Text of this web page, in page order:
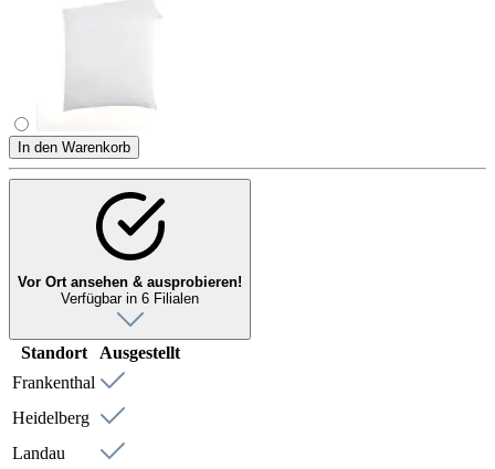
In den Warenkorb
Vor Ort ansehen & ausprobieren!
Verfügbar in 6 Filialen
Standort
Ausgestellt
Frankenthal
Heidelberg
Landau